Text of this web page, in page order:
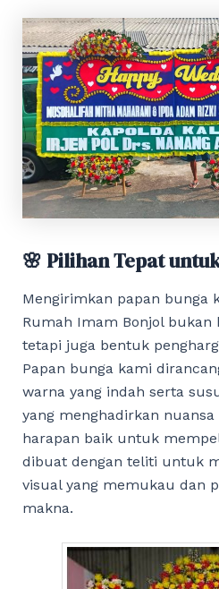
🌸 Pilihan Tepat
Mengirimkan papan bunga
Rumah Imam Bonjol bukan
tetapi juga bentuk
Papan bunga kami
warna yang indah serta
yang menghadirkan nuansa
harapan baik untuk
dibuat dengan teliti untuk
visual yang memukau dan
makna.